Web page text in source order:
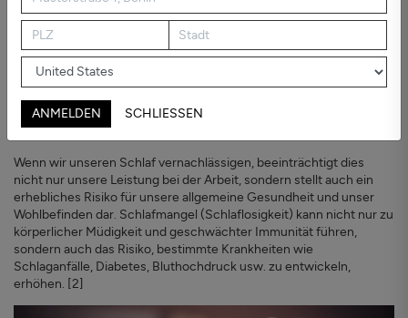
Besserer Schlaf und seine Vorteile
Der Schlüssel zu problemlosem Schlaf ist, dass er von guter
Qualität ist. Die Menge an Schlaf, die jeder Mensch benötigt, ist
unterschiedlich. Die American Sleep Foundation empfiehlt jedoch,
dass gesunde Erwachsene sieben bis neun Stunden pro Nacht
schlafen. Babys, Kinder und Jugendliche benötigen sogar mehr,
um ihr Wachstum und ihre Entwicklung zu fördern. [1]
Wenn wir unseren Schlaf vernachlässigen, beeinträchtigt dies
nicht nur unsere Leistung bei der Arbeit, sondern stellt auch ein
erhebliches Risiko für unsere allgemeine Gesundheit und unser
Wohlbefinden dar. Schlafmangel (Schlaflosigkeit) kann nicht nur zu
körperlicher Müdigkeit und geschwächter Immunität führen,
sondern auch das Risiko, bestimmte Krankheiten wie
Schlaganfälle, Diabetes, Bluthochdruck usw. zu entwickeln,
erhöhen. [2]
ANMELDEN SCHLIESSEN